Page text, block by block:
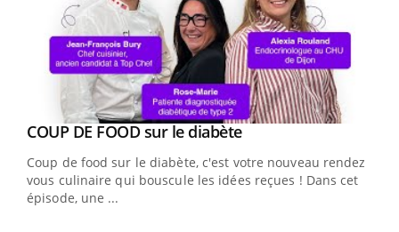
Youtube
COUP DE FOOD sur le diabèteYoutube
Coup de food sur le diabète, c'est votre nouveau rendez-
vous culinaire qui bouscule les idées reçues ! Dans cet
épisode, une ...